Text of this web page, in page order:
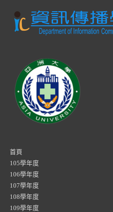
首頁
105學年度
106學年度
107學年度
108學年度
109學年度